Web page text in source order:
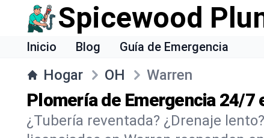
Spicewood
Inicio Blog Guía de Emergencia
Hogar OH Warren
Plomería de Emergencia 24/7
¿Tubería reventada? ¿Drenaje